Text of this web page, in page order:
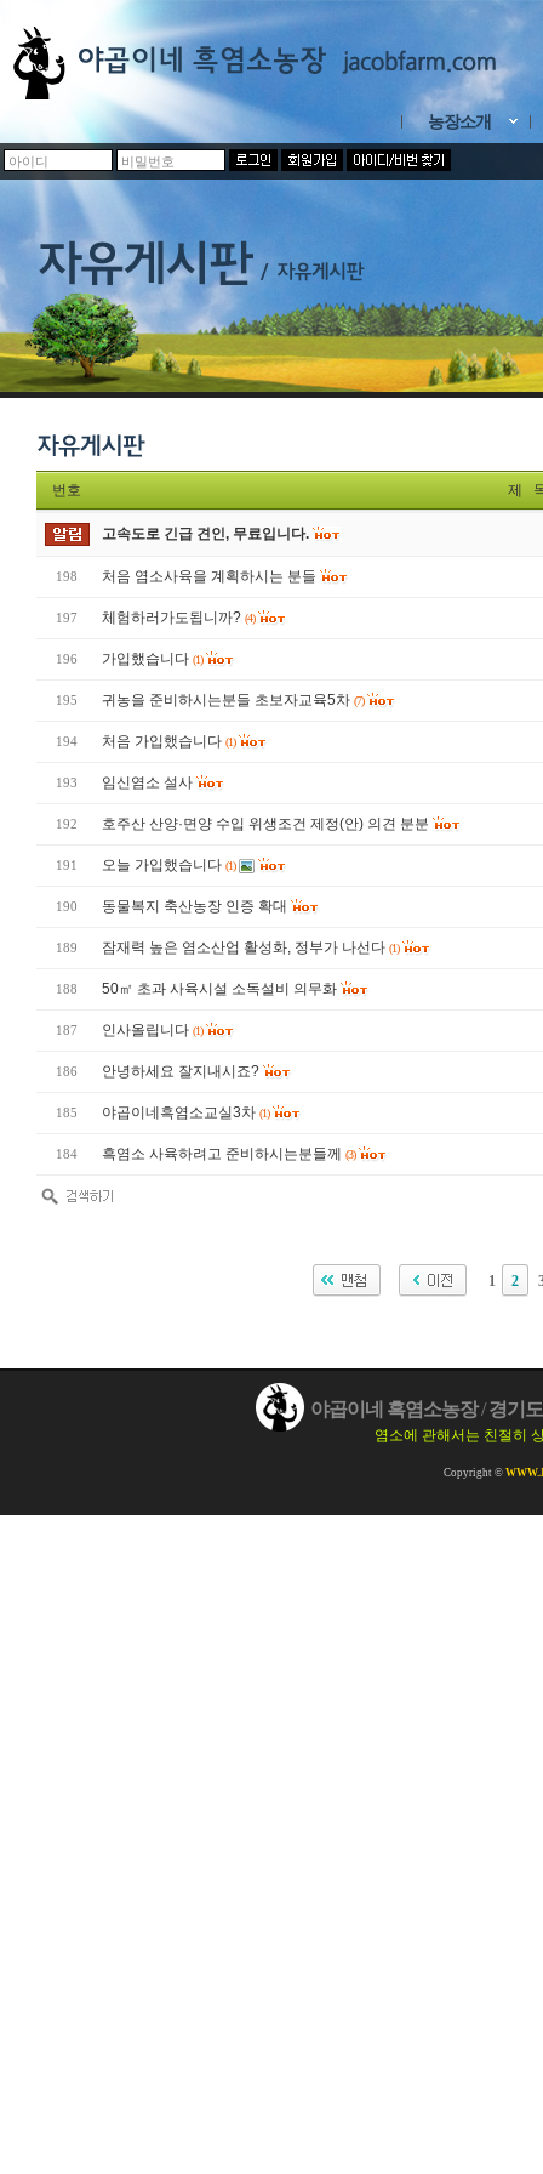
농장소개
번호 제
고속도로 긴급 견인, 무료입니다.
198 처음 염소사육을 계획하시는 분들
197 체험하러가도됩니까? (4)
196 가입했습니다 (1)
195 귀농을 준비하시는분들 초보자교육5차 (7)
194 처음 가입했습니다 (1)
193 임신염소 설사
192 호주산 산양·면양 수입 위생조건 제정(안) 의견 분분
191 오늘 가입했습니다 (1)
190 동물복지 축산농장 인증 확대
189 잠재력 높은 염소산업 활성화, 정부가 나선다 (1)
188 50㎡ 초과 사육시설 소독설비 의무화
187 인사올립니다 (1)
186 안녕하세요 잘지내시죠?
185 야곱이네흑염소교실3차 (1)
184 흑염소 사육하려고 준비하시는분들께 (3)
1 2
야곱이네 흑염소농장/경기
염소에 관해서는 친절히
Copyright ©